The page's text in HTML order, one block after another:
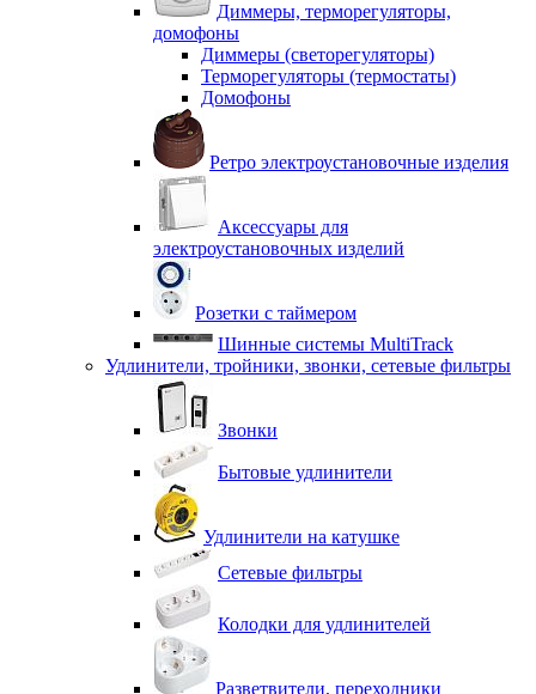
Диммеры, терморегуляторы,
домофоны
Диммеры (светорегуляторы)
Терморегуляторы (термостаты)
Домофоны
Ретро электроустановочные изделия
Аксессуары для
электроустановочных изделий
Розетки с таймером
Шинные системы MultiTrack
Удлинители, тройники, звонки, сетевые фильтры
Звонки
Бытовые удлинители
Удлинители на катушке
Сетевые фильтры
Колодки для удлинителей
Разветвители, переходники